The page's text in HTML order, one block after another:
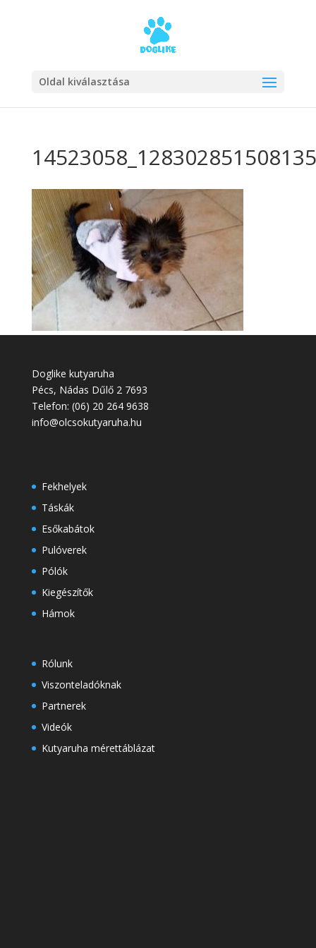
Oldal kiválasztása
Doglike kutyaruha
Pécs, Nádas Dűlő 2 7693
Telefon: (06) 20 264 9638
info@olcsokutyaruha.hu
Fekhelyek
Táskák
Esőkabátok
Pulóverek
Pólók
Kiegészítők
Hámok
Rólunk
Viszonteladóknak
Partnerek
Videók
Kutyaruha mérettáblázat